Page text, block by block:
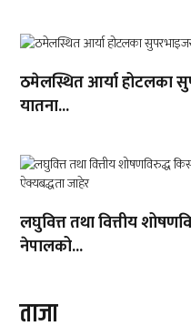
ठमेलस्थित आर्या होटलका
यातना...
लघुवित्त तथा वित्तीय
नेपालको...
ताजा